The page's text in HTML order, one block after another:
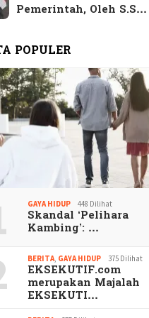
Pemerintah, Oleh S.S…
POPULER
GAYA HIDUP 448 Dilihat
Skandal ‘Pelihara
Kambing’: …
BERITA, GAYA HIDUP 375 Dilihat
EKSEKUTIF.com
merupakan Majalah
EKSEKUTI…